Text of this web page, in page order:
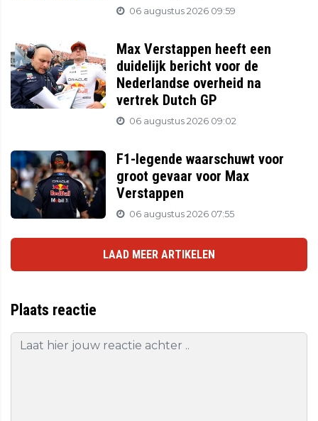
06 augustus 2026 09:59
Max Verstappen heeft een
duidelijk bericht voor de
Nederlandse overheid na
vertrek Dutch GP
06 augustus 2026 09:02
F1-legende waarschuwt voor
groot gevaar voor Max
Verstappen
06 augustus 2026 07:55
LAAD MEER ARTIKELEN
Plaats reactie